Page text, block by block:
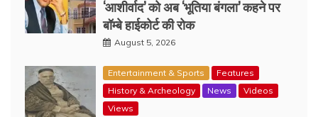
‘आशीर्वाद’ को अब ‘भूतिया बंगला’ कहने पर
बॉम्बे हाईकोर्ट की रोक
August 5, 2026
Entertainment & Sports
Features
History & Archeology
News
Videos
Views